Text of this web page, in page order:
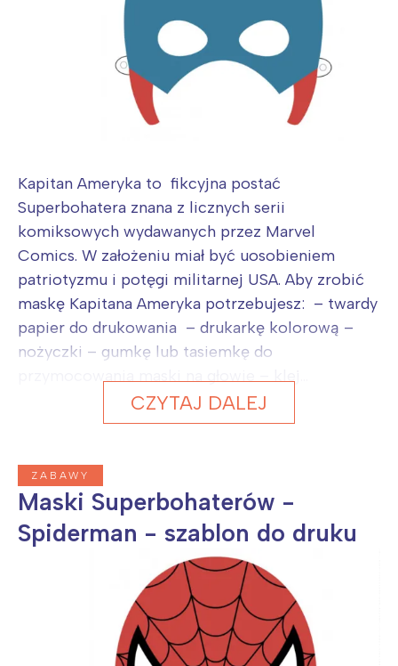
Kapitan Ameryka to fikcyjna postać
Superbohatera znana z licznych serii
komiksowych wydawanych przez Marvel
Comics. W założeniu miał być uosobieniem
patriotyzmu i potęgi militarnej USA. Aby zrobić
maskę Kapitana Ameryka potrzebujesz: – twardy
papier do drukowania – drukarkę kolorową –
nożyczki – gumkę lub tasiemkę do
CZYTAJ DALEJ
ZABAWY
Maski Superbohaterów -
Spiderman - szablon do druku